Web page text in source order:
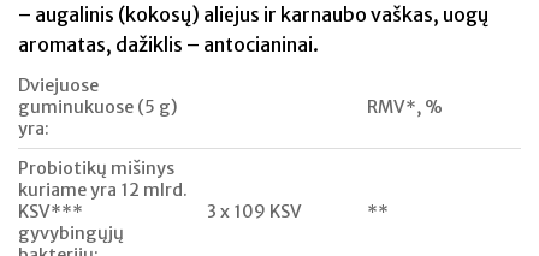
– augalinis (kokosų) aliejus ir karnaubo vaškas, uogų
aromatas, dažiklis – antocianinai.
Dviejuose
guminukuose (5 g)
yra:
RMV*, %
Probiotikų mišinys
kuriame yra 12 mlrd.
KSV***
gyvybingųjų
3 x 109 KSV **